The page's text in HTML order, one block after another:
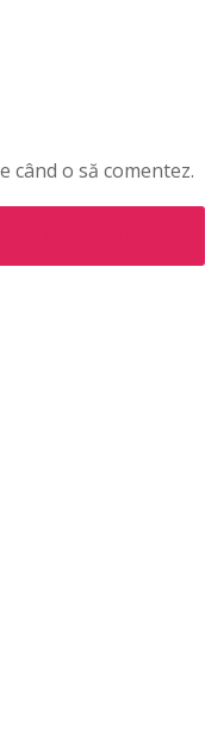
când o să comentez.